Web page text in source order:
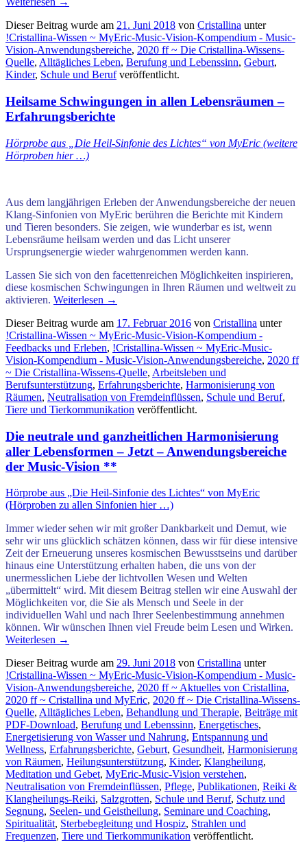
Dieser Beitrag wurde am 21. Juni 2018 von Cristallina unter
!Cristallina-Wissen ~ MyEric-Music-Vision-Kompendium - Music-
Vision-Anwendungsbereiche, 2020 ff ~ Die Cristallina-Wissens-
Quelle, Alltägliches Leben, Berufung und Lebenssinn, Geburt,
Kinder, Schule und Berufveröffentlicht.
Heilsame Schwingungen in allen Lebensräumen –
Erfahrungsberichte
Hörprobe aus „Die Heil-Sinfonie des Lichtes“ von MyEric (weitere
Hörproben hier …)
Aus dem langjährigen Erleben der Anwendungsbereiche der neuen
Klang-Sinfonien von MyEric berühren die Berichte mit Kindern
und Tieren besonders. Sie zeigen, wie wunderbar es ist, wenn
Lebensräume heilsam werden und das Licht unserer
Ursprungsenergie wieder wahrgenommen werden kann.
Lassen Sie sich von den facettenreichen Möglichkeiten inspirieren,
diese kosmischen Schwingungen in Ihren Räumen und weltweit zu
aktivieren. Weiterlesen →
Dieser Beitrag wurde am 17. Februar 2016 von Cristallina unter
!Cristallina-Wissen ~ MyEric-Music-Vision-Kompendium -
Feedbacks und Erleben, !Cristallina-Wissen ~ MyEric-Music-
Vision-Kompendium - Music-Vision-Anwendungsbereiche, 2020 ff
~ Die Cristallina-Wissens-Quelle, Arbeitsleben und
Berufsunterstützung, Erfahrungsberichte, Harmonisierung von
Räumen, Neutralisation von Fremdeinflüssen, Schule und Beruf,
Tiere und Tierkommunikation veröffentlicht.
Die neutrale und ganzheitlichen Harmonisierung
aller Lebensformen – Jetzt – Anwendungsbereiche
der Music-Vision **
Hörprobe aus „Die Heil-Sinfonie des Lichtes“ von MyEric
(Hörproben zu allen Sinfonien hier …)
Immer wieder sehen wir mit großer Dankbarkeit und Demut, wie
sehr wir uns glücklich schätzen können, dass wir für diese intensive
Zeit der Erneuerung unseres kosmischen Bewusstseins und darüber
hinaus eine Unterstützung erhalten haben, die uns von der
unermesslichen Liebe der lichtvollen Wesen und Welten
„übermittelt“ wird. Mit diesem Beitrag stellen wir eine Auswahl der
Möglichkeiten vor, die Sie als Mensch und Seele in der
individuellen Wahl und nach Ihrer Seelenbestimmung annehmen
können. Wir wünschen Ihnen viel Freude beim Lesen und Wirken.
Weiterlesen →
Dieser Beitrag wurde am 29. Juni 2018 von Cristallina unter
!Cristallina-Wissen ~ MyEric-Music-Vision-Kompendium - Music-
Vision-Anwendungsbereiche, 2020 ff ~ Aktuelles von Cristallina,
2020 ff ~ Cristallina und MyEric, 2020 ff ~ Die Cristallina-Wissens-
Quelle, Alltägliches Leben, Behandlung und Therapie, Beiträge mit
PDF-Download, Berufung und Lebenssinn, Energetisches,
Energetisierung von Wasser und Nahrung, Entspannung und
Wellness, Erfahrungsberichte, Geburt, Gesundheit, Harmonisierung
von Räumen, Heilungsunterstützung, Kinder, Klangheilung,
Meditation und Gebet, MyEric-Music-Vision verstehen,
Neutralisation von Fremdeinflüssen, Pflege, Publikationen, Reiki &
Klangheilungs-Reiki, Salzgrotten, Schule und Beruf, Schutz und
Segnung, Seelen- und Geistheilung, Seminare und Coaching,
Spiritualität, Sterbebegleitung und Hospiz, Strahlen und
Frequenzen, Tiere und Tierkommunikation veröffentlicht.